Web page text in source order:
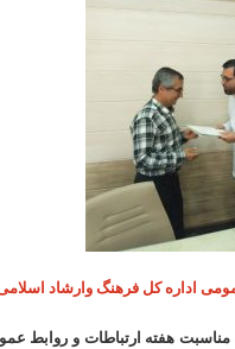
اداره کل فرهنگ وارشاد
۳۰ اردیبهشت ماه ۱۴۰۲ به مناسبت هفته